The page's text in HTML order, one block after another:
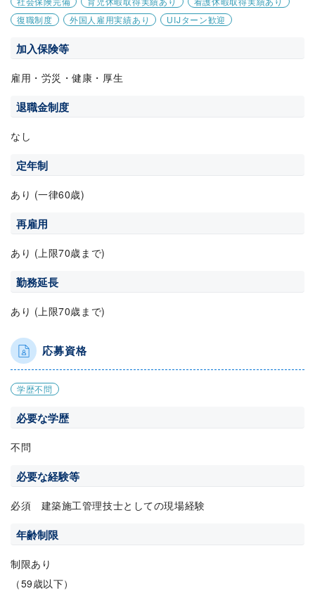
復職制度
外国人雇用実績あり UIJターン歓迎
加入保険等
雇用・労災・健康・厚生
退職金制度
なし
定年制
あり (一律60歳)
再雇用
あり (上限70歳まで)
勤務延長
あり (上限70歳まで)
応募資格
学歴不問
必要な学歴
不問
必要な経験等
必須 建築施工管理技士としての現場経験
年齢制限
制限あり
（59歳以下）